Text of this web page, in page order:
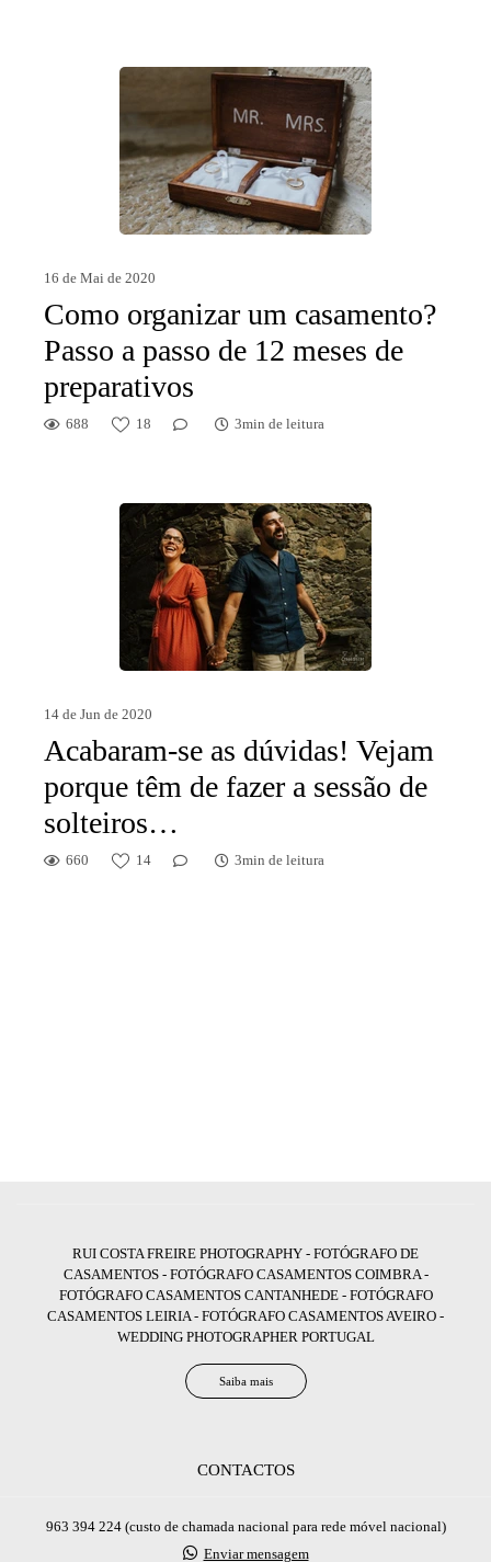
16 de Mai de 2020
Como organizar um casamento?
Passo a passo de 12 meses de
preparativos
688 18 3min de leitura
14 de Jun de 2020
Acabaram-se as dúvidas! Vejam
porque têm de fazer a sessão de
solteiros…
660 14 3min de leitura
RUI COSTA FREIRE PHOTOGRAPHY - FOTÓGRAFO DE
CASAMENTOS - FOTÓGRAFO CASAMENTOS COIMBRA -
FOTÓGRAFO CASAMENTOS CANTANHEDE - FOTÓGRAFO
CASAMENTOS LEIRIA - FOTÓGRAFO CASAMENTOS AVEIRO -
WEDDING PHOTOGRAPHER PORTUGAL
Saiba mais
CONTACTOS
963 394 224 (custo de chamada nacional para rede móvel nacional)
Enviar mensagem